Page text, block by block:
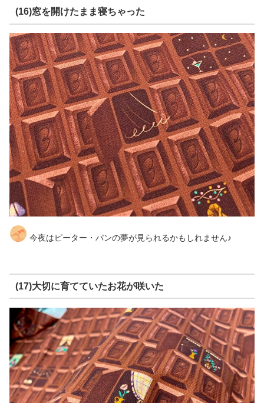
(16)窓を開けたまま寝ちゃった
今夜はピーター・パンの夢が見られるかもしれません♪
(17)大切に育てていたお花が咲いた